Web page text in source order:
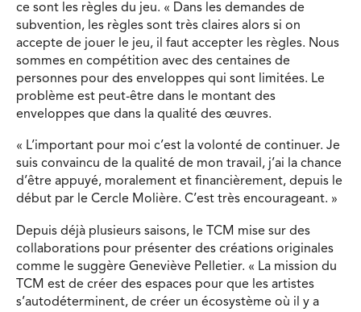
ce sont les règles du jeu. « Dans les demandes de
subvention, les règles sont très claires alors si on
accepte de jouer le jeu, il faut accepter les règles. Nous
sommes en compétition avec des centaines de
personnes pour des enveloppes qui sont limitées. Le
problème est peut-être dans le montant des
enveloppes que dans la qualité des œuvres.
« L’important pour moi c’est la volonté de continuer. Je
suis convaincu de la qualité de mon travail, j’ai la chance
d’être appuyé, moralement et financièrement, depuis le
début par le Cercle Molière. C’est très encourageant. »
Depuis déjà plusieurs saisons, le TCM mise sur des
collaborations pour présenter des créations originales
comme le suggère Geneviève Pelletier. « La mission du
TCM est de créer des espaces pour que les artistes
s’autodéterminent, de créer un écosystème où il y a